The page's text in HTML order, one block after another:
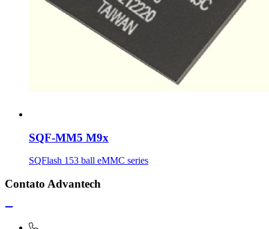
SQF-MM5 M9x
SQFlash 153 ball eMMC series
Contato Advantech